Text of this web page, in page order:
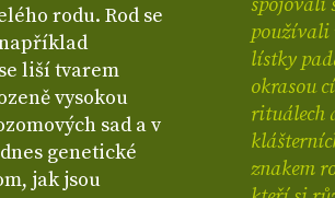
rodu. Rod se
liší tvarem
vysokou
sad a v
genetické
jak jsou
spojovali
používali
lístky
okrasou
rituálech
znakem